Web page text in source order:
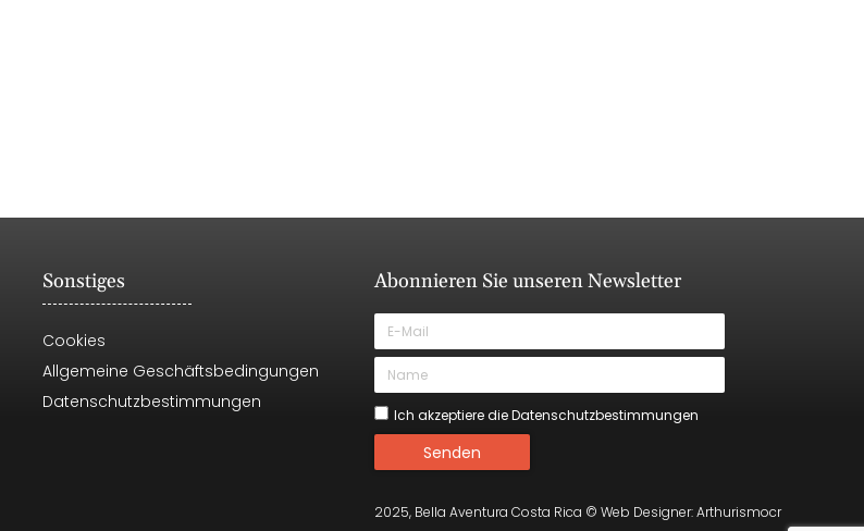
Sonstiges
Cookies
Allgemeine Geschäftsbedingungen
Datenschutzbestimmungen
Abonnieren Sie unseren Newsletter
Ich akzeptiere die Datenschutzbestimmungen
Senden
2025, Bella Aventura Costa Rica © Web Designer: Arthurismocr